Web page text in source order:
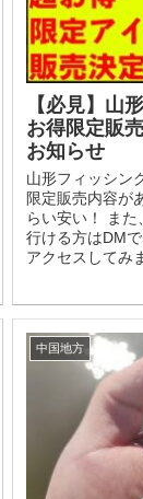
【必見】山
お得限定販
お知らせ
山形フィッシン
限定販売内容が
らい安い！ また
行ける方はDM
アクセスしてみ
中国地方